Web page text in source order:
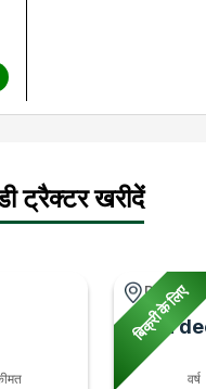
ट्रैक्टर खरीदें
बिक्री के लिए
John
वर्ष